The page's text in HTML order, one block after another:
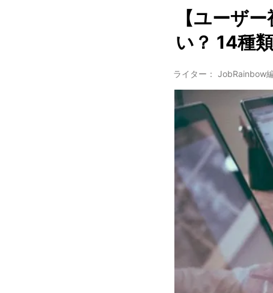
【ユーザ
い？ 14種
ライター： JobRainbow